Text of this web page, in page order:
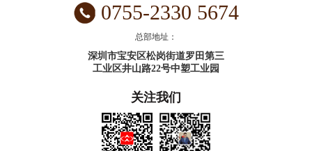
0755-2330 5674
总部地址：
深圳市宝安区松岗街道罗田第三
工业区井山路22号中塑工业园
关注我们